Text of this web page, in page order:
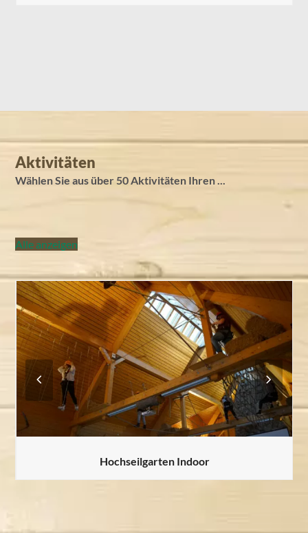
Aktivitäten
Wählen Sie aus über 50 Aktivitäten Ihren ...
Alle anzeigen
Hochseilgarten Indoor
Previous Next
Slide